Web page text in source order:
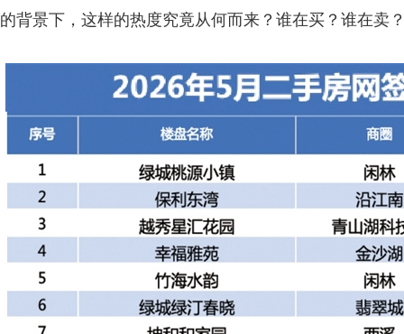
的背景下，这样的热度究竟从何而来？谁在买？谁在卖